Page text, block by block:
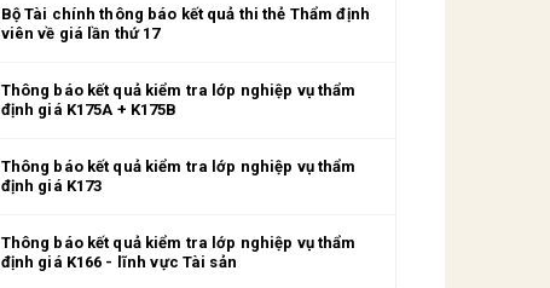
Bộ Tài chính thông báo kết quả thi thẻ Thẩm định
viên về giá lần thứ 17
Thông báo kết quả kiểm tra lớp nghiệp vụ thẩm
định giá K175A + K175B
Thông báo kết quả kiểm tra lớp nghiệp vụ thẩm
định giá K173
Thông báo kết quả kiểm tra lớp nghiệp vụ thẩm
định giá K166 - lĩnh vực Tài sản